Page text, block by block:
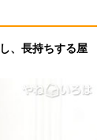
、長持ちする屋